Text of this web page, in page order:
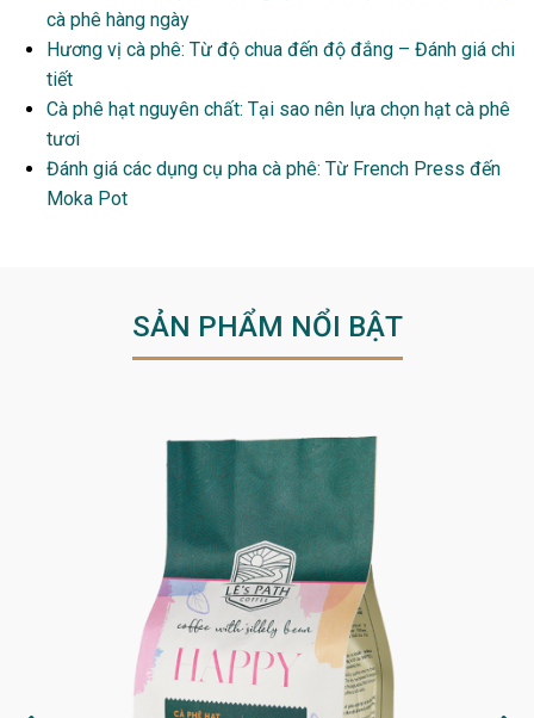
cà phê hàng ngày
Hương vị cà phê: Từ độ chua đến độ đắng – Đánh giá chi
tiết
Cà phê hạt nguyên chất: Tại sao nên lựa chọn hạt cà phê
tươi
Đánh giá các dụng cụ pha cà phê: Từ French Press đến
Moka Pot
SẢN PHẨM NỔI BẬT